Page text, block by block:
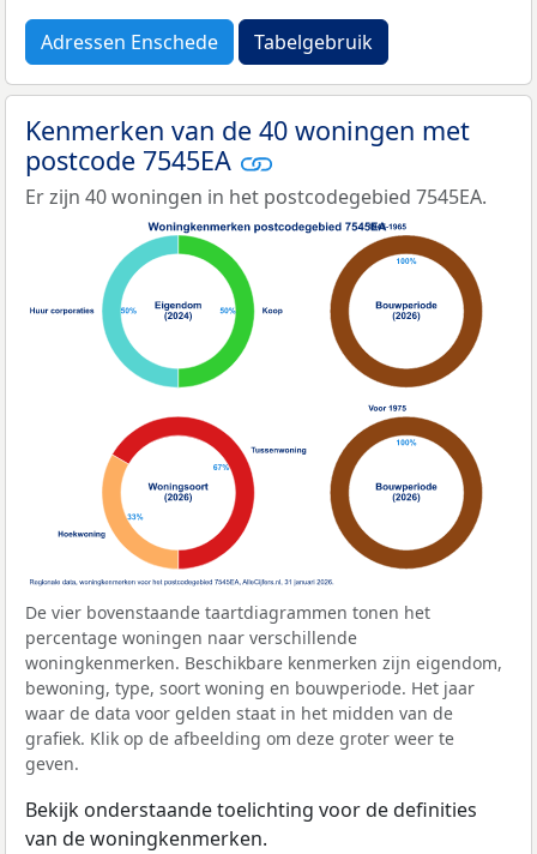
Adressen Enschede Tabelgebruik
Kenmerken van de 40 woningen met
postcode 7545EA
Er zijn 40 woningen in het postcodegebied 7545EA.
De vier bovenstaande taartdiagrammen tonen het
percentage woningen naar verschillende
woningkenmerken. Beschikbare kenmerken zijn eigendom,
bewoning, type, soort woning en bouwperiode. Het jaar
waar de data voor gelden staat in het midden van de
grafiek. Klik op de afbeelding om deze groter weer te
geven.
Bekijk onderstaande toelichting voor de definities
van de woningkenmerken.